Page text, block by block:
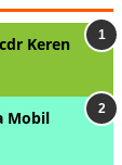
Keren
Mobil